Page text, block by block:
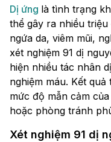
Dị ứng là tình trạng
thể gây ra nhiều
ngứa da, viêm mũi,
xét nghiệm 91 dị
hiện nhiều tác nhân
nghiệm máu. Kết
mức độ mẫn cảm
hoặc phòng tránh
Xét nghiệm 91 dị